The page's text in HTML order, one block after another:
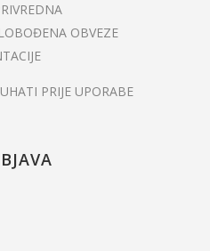
OBVEZE
PRIJE UPORABE